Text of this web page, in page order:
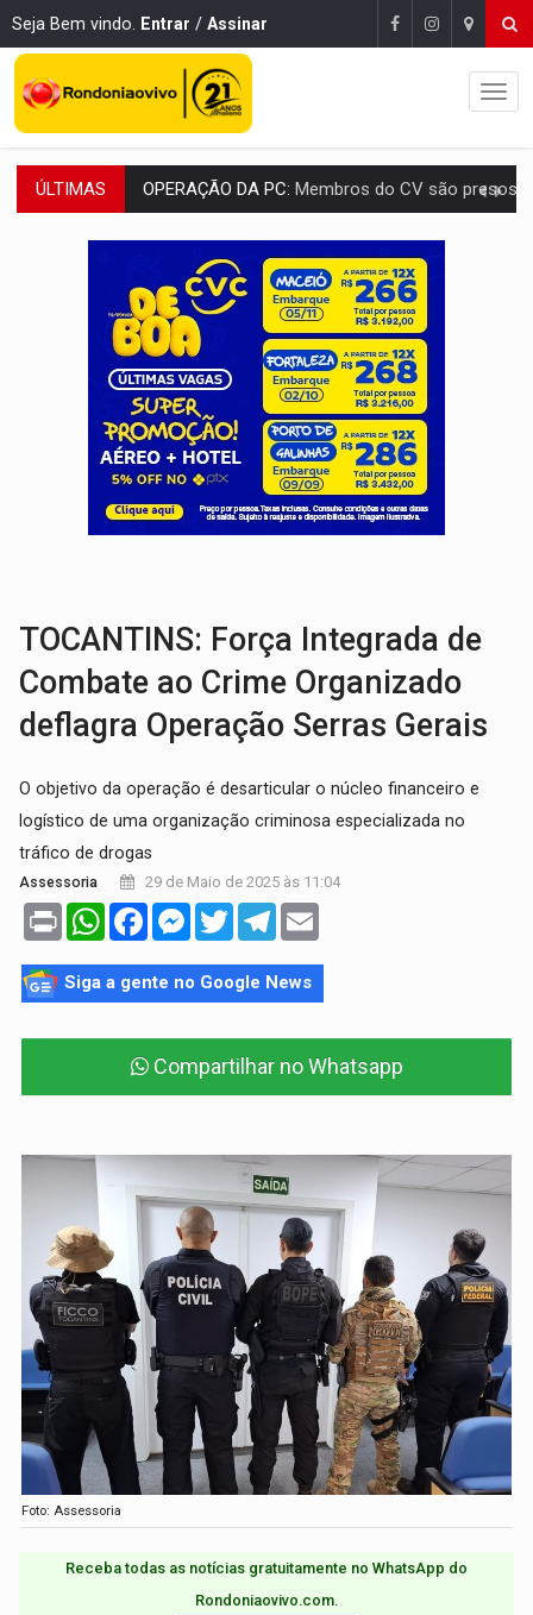
Seja Bem vindo. Entrar / Assinar
ÚLTIMAS OPERAÇÃO DA PC: Membros do CV são presos com armas e drogas
ENTRADA GRATUITA:Espetáculo As Marias Somos Nós será
VÍDEO:Três são presos após furto de motocicleta em frente
CELEBRAÇÃO: Cerejeiras completa 43 anos de emancipação com
SAÚDE:Anvisa desmente boato sobre presença de plástico ou
VÍDEO:Pitbulls fogem de residência e atacam casal de idosos
AÇÃO CONJUNTA:Forças policiais apreendem cerca de 1kg de
PF ESTÁ APURANDO:Flávio Bolsonaro escolhe Alfredo Gaspar como vice, alvo de
TOCANTINS: Força Integrada de
Combate ao Crime Organizado
deflagra Operação Serras Gerais
O objetivo da operação é desarticular o núcleo financeiro e
logístico de uma organização criminosa especializada no
tráfico de drogas
Assessoria 29 de Maio de 2025 às 11:04
Print WhatsAppFacebookMessenger
TwitterTelegram
Siga a gente no Google News
Compartilhar no Whatsapp
Foto: Assessoria
Receba todas as notícias gratuitamente no WhatsApp do
Rondoniaovivo.com.​